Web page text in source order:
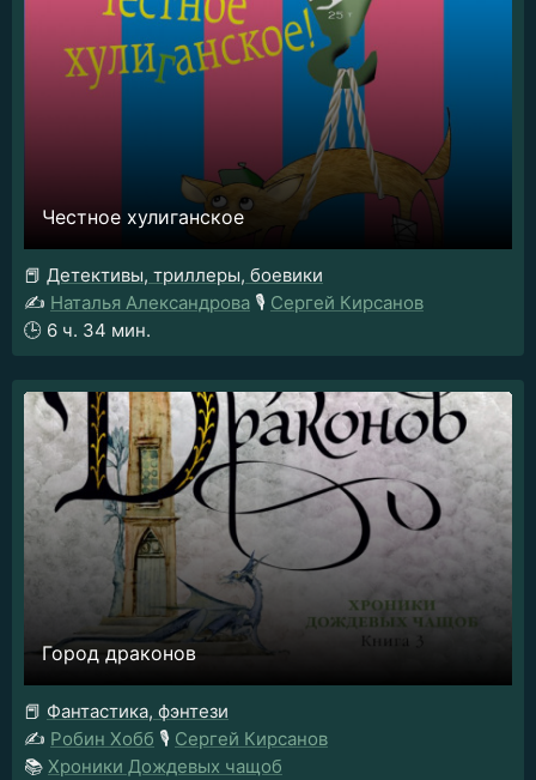
Честное хулиганское
📕 Детективы, триллеры, боевики
✍️ Наталья Александрова 🎙️ Сергей Кирсанов
🕒 6 ч. 34 мин.
Город драконов
📕 Фантастика, фэнтези
✍️ Робин Хобб 🎙️ Сергей Кирсанов
📚 Хроники Дождевых чащоб